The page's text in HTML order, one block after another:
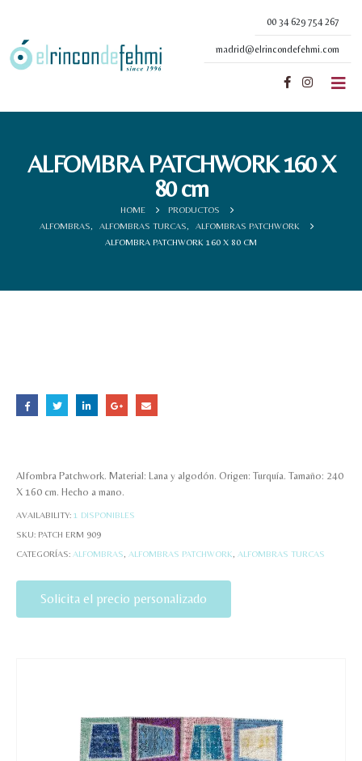
00 34 629 754 267
madrid@elrincondefehmi.com
ALFOMBRA PATCHWORK 160 X
80 cm
HOME
PRODUCTOS
ALFOMBRAS
ALFOMBRAS TURCAS
ALFOMBRAS PATCHWORK
ALFOMBRA PATCHWORK 160 X 80 CM
Alfombra Patchwork. Material: Lana y algodón. Origen: Turquía. Tamaño: 240
X 160 cm. Hecho a mano.
AVAILABILITY: 1 DISPONIBLES
SKU: PATCH ERM 909
CATEGORÍAS: ALFOMBRAS ALFOMBRAS PATCHWORK ALFOMBRAS TURCAS
Solicita el precio personalizado